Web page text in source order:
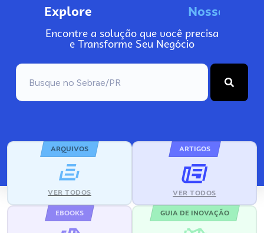
Explore No
Encontre a solução que você precisa
e Transforme Seu Negócio
ARQUIVOS
VER TODOS
ARTIGOS
VER TODOS
EBOOKS GUIA DE INOVAÇÃO